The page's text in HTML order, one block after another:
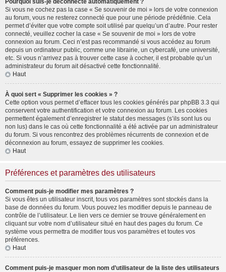
Pourquoi suis-je déconnecté automatiquement ?
Si vous ne cochez pas la case « Se souvenir de moi » lors de votre connexion
au forum, vous ne resterez connecté que pour une période prédéfinie. Cela
permet d’éviter que votre compte soit utilisé par quelqu’un d’autre. Pour rester
connecté, veuillez cocher la case « Se souvenir de moi » lors de votre
connexion au forum. Ceci n’est pas recommandé si vous accédez au forum
depuis un ordinateur public, comme une librairie, un cybercafé, une université,
etc. Si vous n’arrivez pas à trouver cette case à cocher, il est probable qu’un
administrateur du forum ait désactivé cette fonctionnalité.
Haut
À quoi sert « Supprimer les cookies » ?
Cette option vous permet d’effacer tous les cookies générés par phpBB 3.3 qui
conservent votre authentification et votre connexion au forum. Les cookies
permettent également d’enregistrer le statut des messages (s’ils sont lus ou
non lus) dans le cas où cette fonctionnalité a été activée par un administrateur
du forum. Si vous rencontrez des problèmes récurrents de connexion et de
déconnexion au forum, essayez de supprimer les cookies.
Haut
Préférences et paramètres des utilisateurs
Comment puis-je modifier mes paramètres ?
Si vous êtes un utilisateur inscrit, tous vos paramètres sont stockés dans la
base de données du forum. Vous pouvez les modifier depuis le panneau de
contrôle de l’utilisateur. Le lien vers ce dernier se trouve généralement en
cliquant sur votre nom d’utilisateur situé en haut des pages du forum. Ce
système vous permettra de modifier tous vos paramètres et toutes vos
préférences.
Haut
Comment puis-je masquer mon nom d’utilisateur de la liste des utilisateurs